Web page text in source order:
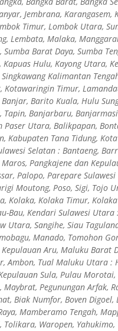
Jembrana,
Timur, Lombok Utara,
Lembata, Malaka,
Sumba Barat Daya, Sumba
Hulu, Kayong Utara,
Kalimantan
Timur,
Barito Kuala, Hulu
Tapin, Banjarbaru,
Paser Utara, Balikpapan,
Kabupaten Tana Tidung,
Selatan : Bantaeng,
Pangkajene dan
Palopo, Parepare
Moutong, Poso, Sigi, Tojo
Kolaka, Kolaka Timur,
Bau, Kendari Sulawesi
Utara, Sangihe, Siau
Manado, Tomohon
Aru, Maluku Barat
Ambon, Tual Maluku Utara
Sula, Pulau
Pegunungan Arfak,
Biak Numfor, Boven
Mamberamo Tengah,
Tolikara, Waropen, Yahukimo,